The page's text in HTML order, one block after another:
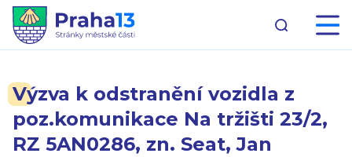
Výzva k odstranění vozidla z
poz.komunikace Na tržišti 23/2,
RZ 5AN0286, zn. Seat, Jan